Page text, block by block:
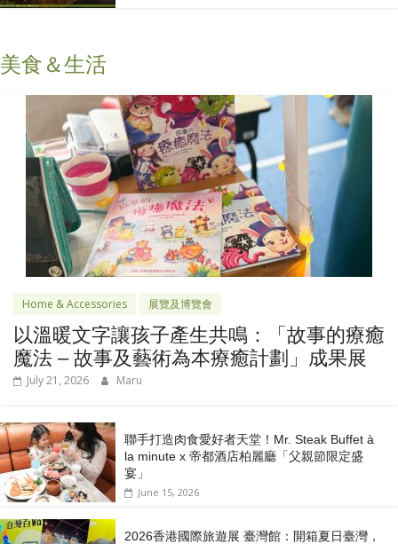
美食＆生活
Home & Accessories 展覽及博覽會
以溫暖文字讓孩子產生共鳴：「故事的療癒
魔法 – 故事及藝術為本療癒計劃」成果展
July 21, 2026 Maru
聯手打造肉食愛好者天堂！Mr. Steak Buffet à
la minute x 帝都酒店柏麗廳「⽗親節限定盛
宴」
June 15, 2026
2026香港國際旅遊展 臺灣館：開箱夏日臺灣，